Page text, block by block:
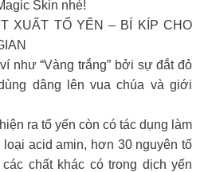
Skin nhé!
XUẤT TỔ YẾN – BÍ KÍP CHO
như “Vàng trắng” bởi sự đắt đỏ
dâng lên vua chúa và giới
ra tổ yến còn có tác dụng làm
acid amin, hơn 30 nguyên tố
chất khác có trong dịch yến